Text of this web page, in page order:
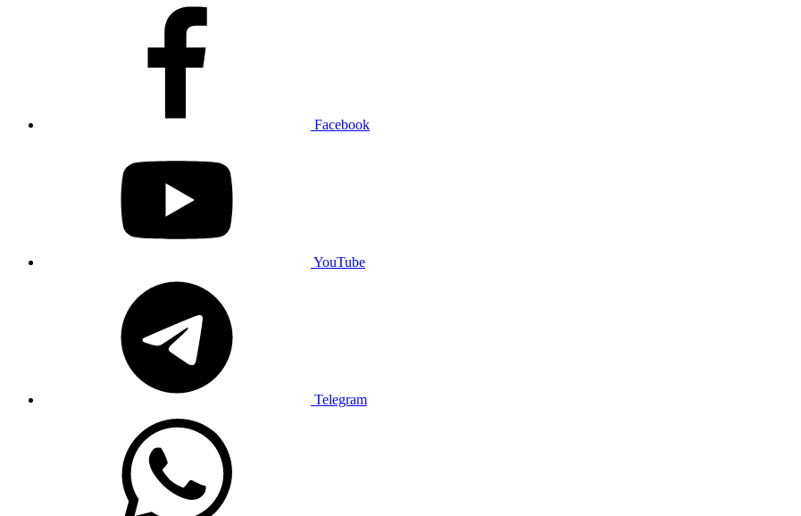
Facebook
YouTube
Telegram